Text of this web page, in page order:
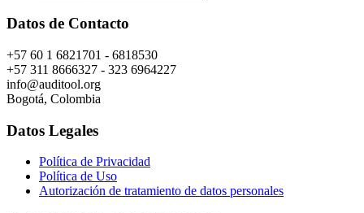
Datos de Contacto
+57 60 1 6821701 - 6818530
+57 311 8666327 - 323 6964227
info@auditool.org
Bogotá, Colombia
Datos Legales
Política de Privacidad
Política de Uso
Autorización de tratamiento de datos personales